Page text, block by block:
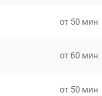
от 50 мин
от 60 мин
от 50 мин